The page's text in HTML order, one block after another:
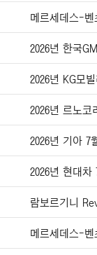
메르세데스-벤
2026년 한국
2026년 KG모
2026년 르노코
2026년 기아 7
2026년 현대차
람보르기니
메르세데스-